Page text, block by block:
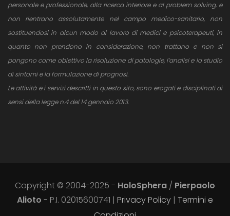
personale e professionale, alla ricerca interiore e al problem solving, e
non rientrano assolutamente nel campo medico-sanitario, non
sostituendosi in alcun modo al lavoro di medici e psicoterapeuti, in
quanto non prendono in considerazione, non trattano e non si
pongono come obiettivo la risoluzione di patologie, l’analisi e lo studio
di sintomi e la formulazione di prognosi.
Le attività e i servizi descritti in questo sito, sono erogati e disciplinati ai
sensi della legge n.4 del 14 gennaio 2013.
Copyright © 2004-2025 - HoloSphera / Pierpaolo
Alioto - P.I. 02015600741 | Privacy Policy | Termini e